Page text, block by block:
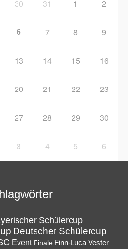
30 31 1 2
6 7 8 9
13 14 15 16
20 21 22 23
27 28 29 30
3 4 5 6
Schülercup
Deutscher Schülercup
Event Finale Finn-Luca Vester